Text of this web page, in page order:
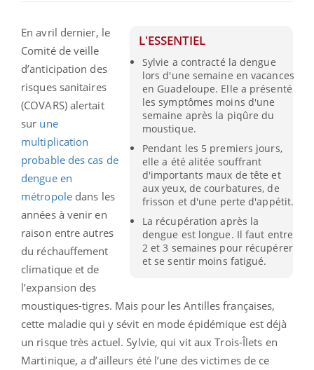
L'ESSENTIEL
Sylvie a contracté la dengue
lors d'une semaine en vacances
en Guadeloupe. Elle a présenté
les symptômes moins d'une
semaine après la piqûre du
moustique.
Pendant les 5 premiers jours,
elle a été alitée souffrant
d'importants maux de tête et
aux yeux, de courbatures, de
frisson et d'une perte d'appétit.
La récupération après la
dengue est longue. Il faut entre
2 et 3 semaines pour récupérer
et se sentir moins fatigué.
En avril dernier, le
Comité de veille
d’anticipation des
risques sanitaires
(COVARS) alertait
sur une
multiplication
probable des cas de
dengue en
métropoledans les
années à venir en
raison entre autres
du réchauffement
climatique et de
l’expansion des
moustiques-tigres. Mais pour les Antilles françaises,
cette maladie qui y sévit en mode épidémique est déjà
un risque très actuel. Sylvie, qui vit aux Trois-Îlets en
Martinique, a d’ailleurs été l’une des victimes de ce